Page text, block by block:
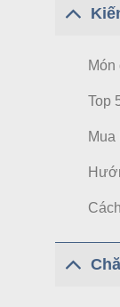
Món
Top